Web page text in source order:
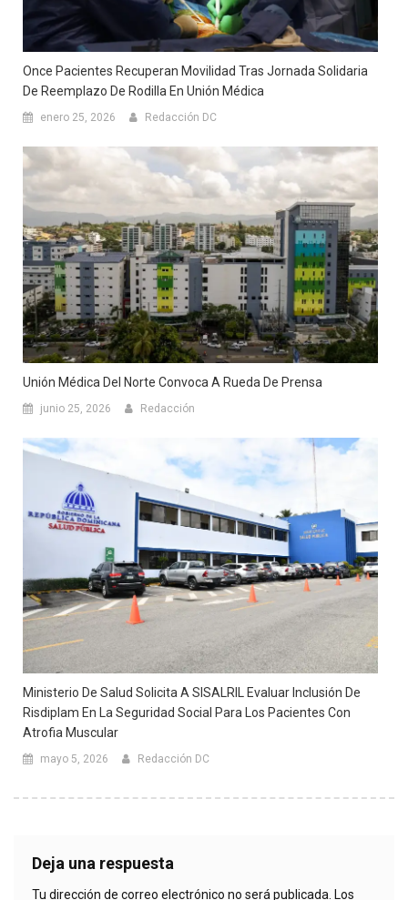
Once Pacientes Recuperan Movilidad Tras Jornada Solidaria
De Reemplazo De Rodilla En Unión Médica
enero 25, 2026 Redacción DC
Unión Médica Del Norte Convoca A Rueda De Prensa
junio 25, 2026 Redacción
Ministerio De Salud Solicita A SISALRIL Evaluar Inclusión De
Risdiplam En La Seguridad Social Para Los Pacientes Con
Atrofia Muscular
mayo 5, 2026 Redacción DC
Deja una respuesta
Tu dirección de correo electrónico no será publicada. Los